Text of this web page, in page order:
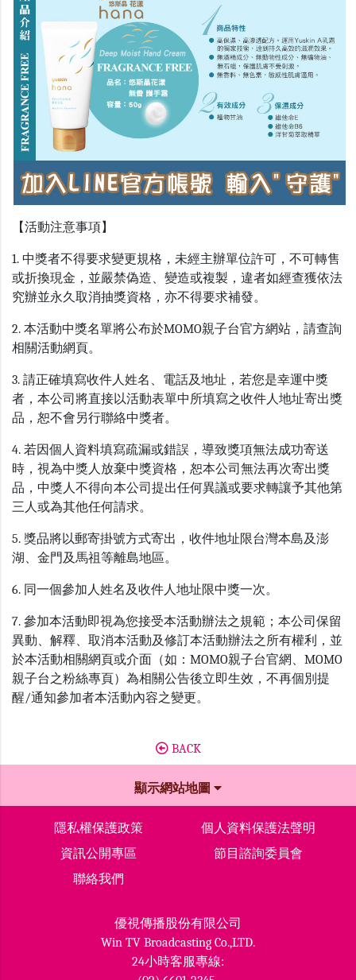
【活動注意事項】
1. 中獎者不得要求變更規格，未經主辦單位許可，不可轉售
或折換現金，並嚴禁偽造、變造或複製，違者如經查獲依法
究辦並永久取消抽獎資格，亦不得要求補發。
2. 本活動中獎名單將公布於MOMO親子台官方網站，請查詢
相關活動網頁。
3. 請正確填寫收件人姓名、電話及地址，若您是幸運中獎
者，本公司將直接以活動表單中所填寫之收件人地址寄出獎
品，恕不會另行聯絡中獎者。
4. 若因個人資料填寫疏漏或錯誤，導致獎項無法成功寄送
時，視為中獎人放棄中獎資格，恕本公司無法再次寄出獎
品，中獎人不得向本公司提出任何異議或要求轉讓予其他第
三人或為其他任何請求。
5. 獎品將以郵寄掛號方式寄出，收件地址限台灣本島及澎
湖、金門及馬祖等離島地區。
6. 同一個參加人姓名及收件人地址限中獎一次。
7. 參加本活動即視為您接受本活動辦法之規範；本公司保留
異動、解釋、取消本活動及修訂本活動辦法之所有權利，並
於本活動相關網頁或介面（如：MOMO親子台官網、MOMO
親子台之粉絲專頁）為相關公告後立即生效，不再個別提
醒/通知參加者本活動內容之變更。
BACK
顯示網站地圖
隱私權保護政策
個人資料保護法聲明
資訊公開專區
節目諮詢委員會
聯絡我們
優視傳播股份有限公司
Win TV Broadcasting Co.,LTD.
24小時客服專線: